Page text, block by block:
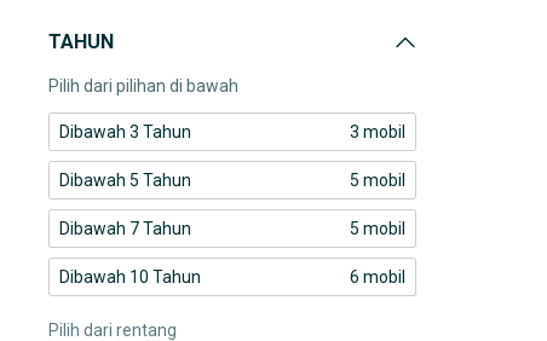
TAHUN
Pilih dari pilihan di bawah
Dibawah 3 Tahun 3 mobil
Dibawah 5 Tahun 5 mobil
Dibawah 7 Tahun 5 mobil
Dibawah 10 Tahun 6 mobil
Pilih dari rentang